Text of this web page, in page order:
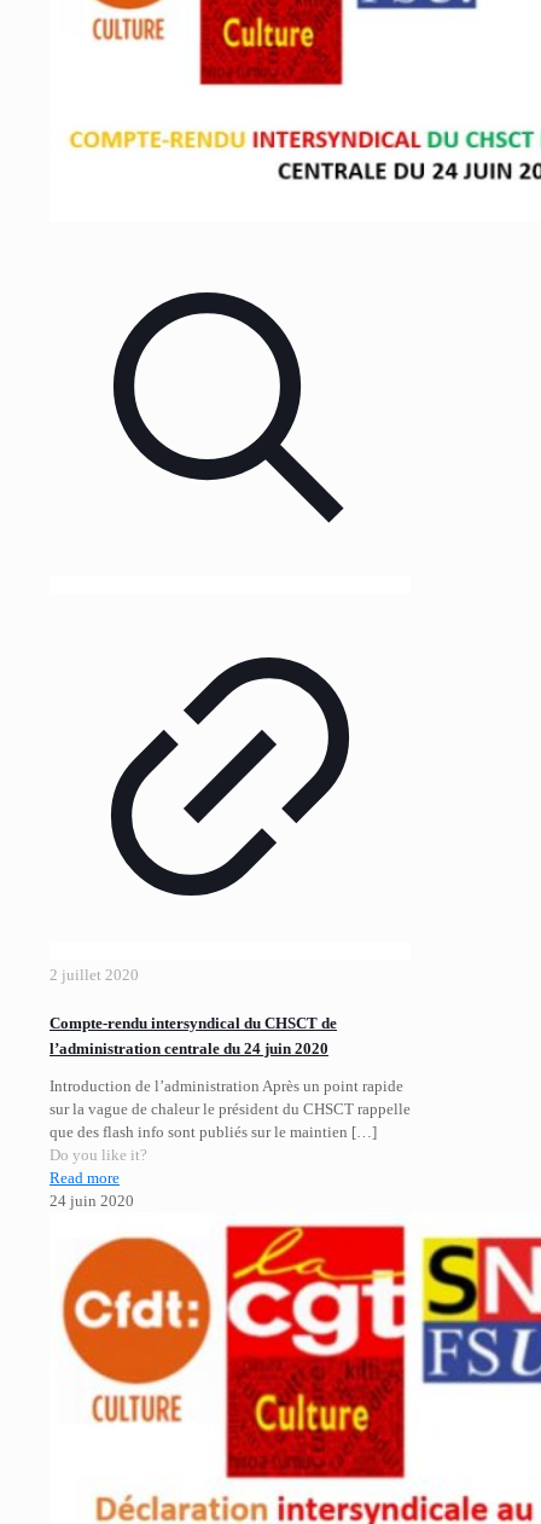
2 juillet 2020
Compte-rendu intersyndical du CHSCT de
l’administration centrale du 24 juin 2020
Introduction de l’administration Après un point rapide
sur la vague de chaleur le président du CHSCT rappelle
que des flash info sont publiés sur le maintien […]
Do you like it?
Read more
24 juin 2020